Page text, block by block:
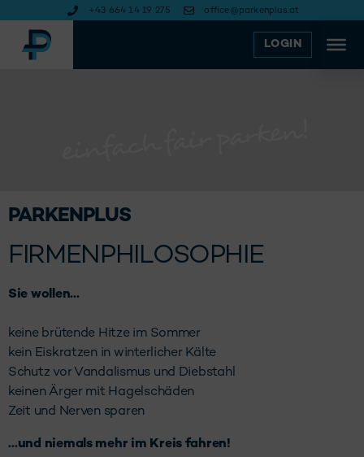
+43 664 14 19 275 office@parkenplus.at
LOGIN
PARKENPLUS
FIRMENPHILOSOPHIE
Sie wollen…
keine brütende Hitze im Sommer
kein Eiskratzen in winterlicher Kälte
Schutz vor Vandalismus und Diebstahl
keinen Ärger mit Hagelschäden
Zeit und Nerven sparen
…und niemals mehr im Kreis fahren!